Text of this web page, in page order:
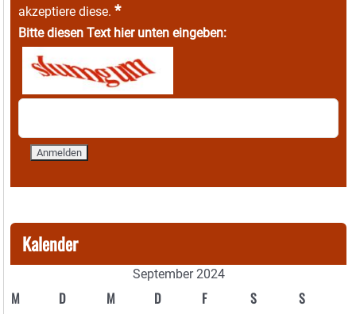
akzeptiere diese. *
Bitte diesen Text hier unten eingeben:
Kalender
September 2024
M D M D F S S